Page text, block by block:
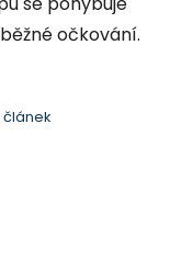
očkování.
článek